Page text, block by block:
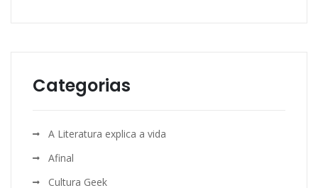
Categorias
A Literatura explica a vida
Afinal
Cultura Geek